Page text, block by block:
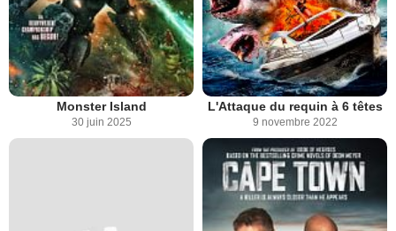
Monster Island
30 juin 2025
L'Attaque du requin à 6 têtes
9 novembre 2022